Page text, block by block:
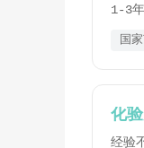
1-3年
国
化
经验